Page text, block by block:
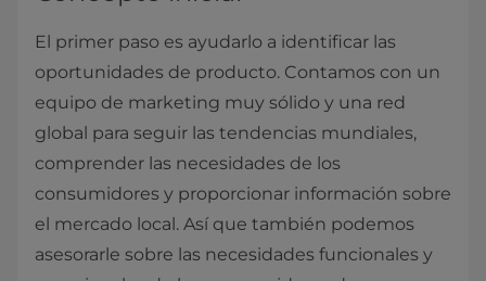
El primer paso es ayudarlo a identificar las
oportunidades de producto. Contamos con un
equipo de marketing muy sólido y una red
global para seguir las tendencias mundiales,
comprender las necesidades de los
consumidores y proporcionar información sobre
el mercado local. Así que también podemos
asesorarle sobre las necesidades funcionales y